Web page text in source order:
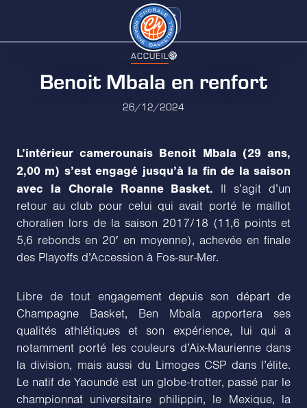
ACCUEIL
Benoit Mbala en renfort
26/12/2024
L’intérieur camerounais Benoit Mbala (29 ans,
2,00 m) s’est engagé jusqu’à la fin de la saison
avec la Chorale Roanne Basket. Il s’agit d’un
retour au club pour celui qui avait porté le maillot
choralien lors de la saison 2017/18 (11,6 points et
5,6 rebonds en 20′ en moyenne), achevée en finale
des Playoffs d’Accession à Fos-sur-Mer.
Libre de tout engagement depuis son départ de
Champagne Basket, Ben Mbala apportera ses
qualités athlétiques et son expérience, lui qui a
notamment porté les couleurs d’Aix-Maurienne dans
la division, mais aussi du Limoges CSP dans l’élite.
Le natif de Yaoundé est un globe-trotter, passé par le
championnat universitaire philippin, le Mexique, la